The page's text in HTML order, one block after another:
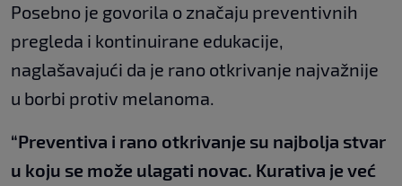
Posebno je govorila o značaju preventivnih
pregleda i kontinuirane edukacije,
naglašavajući da je rano otkrivanje najvažnije
u borbi protiv melanoma.
“Preventiva i rano otkrivanje su najbolja stvar
u koju se može ulagati novac. Kurativa je već